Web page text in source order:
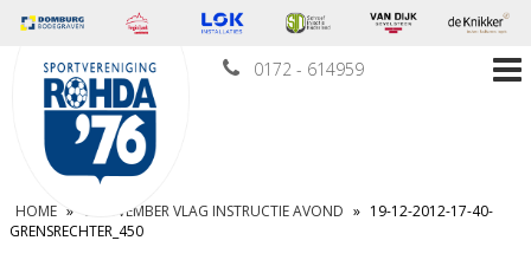
0172 - 614959
HOME » 6 NOVEMBER VLAG INSTRUCTIE AVOND » 19-12-2012-17-40-
GRENSRECHTER_450